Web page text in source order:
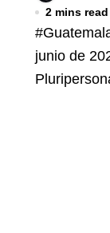
2 mins read
#Guatemala La mañana del martes 25 de
junio de